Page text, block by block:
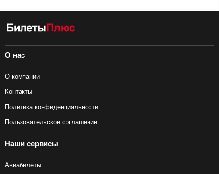
О нас
О компании
Контакты
Политика конфиденциальности
Пользовательское соглашение
Наши сервисы
Авиабилеты